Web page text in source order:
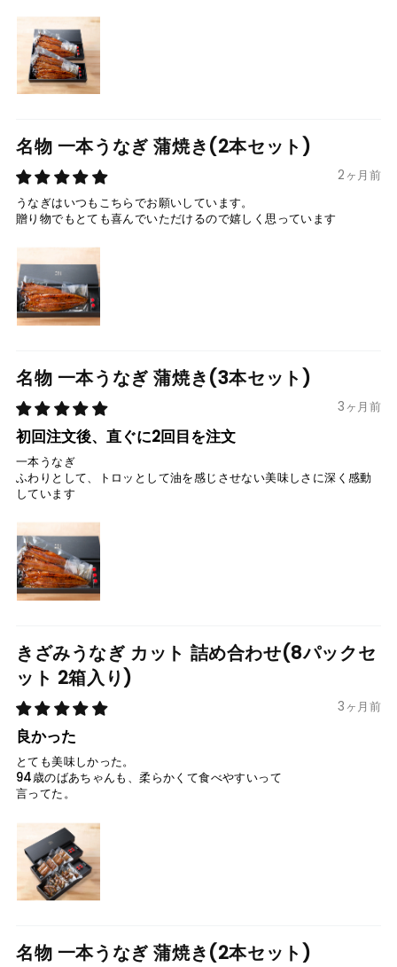
名物 一本うなぎ 蒲焼き(2本セット)
2ヶ月前
うなぎはいつもこちらでお願いしています。
贈り物でもとても喜んでいただけるので嬉しく思っています
名物 一本うなぎ 蒲焼き(3本セット)
3ヶ月前
初回注文後、直ぐに2回目を注文
一本うなぎ
ふわりとして、トロッとして油を感じさせない美味しさに深く感動
しています
きざみうなぎ カット 詰め合わせ(8パックセ
ット 2箱入り)
3ヶ月前
良かった
とても美味しかった。
94歳のばあちゃんも、柔らかくて食べやすいって
言ってた。
名物 一本うなぎ 蒲焼き(2本セット)